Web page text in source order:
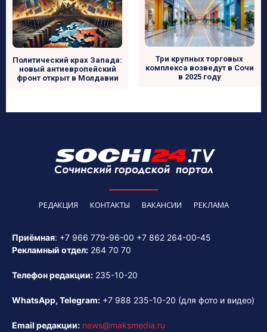
Политический крах Запада:
новый антиевропейский
фронт открыт в Молдавии
Три крупных торговых
комплекса возведут в Сочи
в 2025 году
РЕДАКЦИЯ КОНТАКТЫ ВАКАНСИИ РЕКЛАМА
Приёмная: +7 966 779-96-00 +7 862 264-00-45
Рекламный отдел: 264 70 70
Телефон редакции: 235-10-20
WhatsApp, Telegram: +7 988 235-10-20 (для фото и видео)
Email редакции: news@maksmedia.ru